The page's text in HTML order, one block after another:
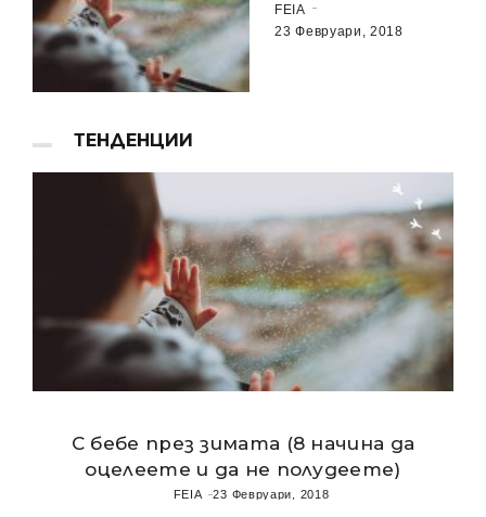
FEIA
23 Февруари, 2018
ТЕНДЕНЦИИ
С бебе през зимата (8 начина да
оцелеете и да не полудеете)
FEIA 23 Февруари, 2018